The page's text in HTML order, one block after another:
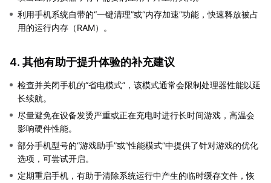
利用手机系统自带的“一键清理”或“内存加速”功能，快速释放被占
用的运行内存（RAM）。
4. 其他有助于提升体验的补充建议
检查并关闭手机的“省电模式”，该模式通常会限制处理器性能以延
长续航。
尽量避免在设备发烫严重或正在充电时进行长时间游戏，高温会
影响硬件性能。
部分手机型号的“游戏助手”或“性能模式”中提供了针对游戏的优化
选项，可尝试开启。
定期重启手机，有助于清除系统运行中产生的临时缓存文件，恢